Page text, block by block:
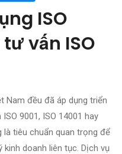
ISO
vấn ISO
Nam đều đã áp dụng triển
9001, ISO 14001 hay
là tiêu chuẩn quan trọng để
doanh liên tục. Dịch vụ